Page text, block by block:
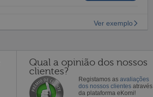
Ver exemplo
Qual a opinião dos nossos
clientes?
Registamos as avaliações
dos nossos clientes através
da plataforma eKomi!